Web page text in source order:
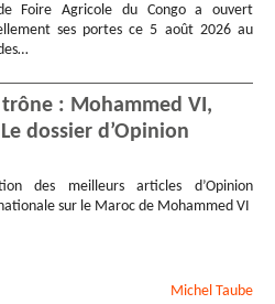
Foire Agricole du Congo a ouvert
ses portes ce 5 août 2026 au
: Mohammed VI,
dossier d’Opinion
des meilleurs articles d’Opinion
sur le Maroc de Mohammed VI
Michel Taube